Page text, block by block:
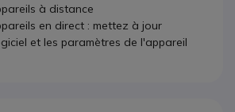
à distance
en direct : mettez à jour
et les paramètres de l'appareil